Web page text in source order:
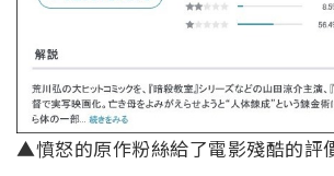
▲憤怒的原作粉絲給了電影殘酷的評